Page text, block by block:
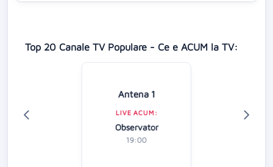
Top 20 Canale TV Populare - Ce e ACUM la TV:
Antena 1
LIVE ACUM:
Observator
19:00